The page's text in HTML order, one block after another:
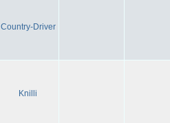
Country-Driver
Knilli